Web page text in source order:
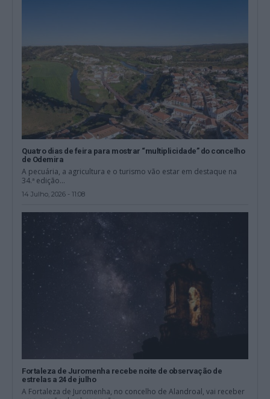
Quatro dias de feira para mostrar “multiplicidade” do concelho
de Odemira
A pecuária, a agricultura e o turismo vão estar em destaque na
34.ª edição...
14 Julho, 2026 - 11:08
Fortaleza de Juromenha recebe noite de observação de
estrelas a 24 de julho
A Fortaleza de Juromenha, no concelho de Alandroal, vai receber